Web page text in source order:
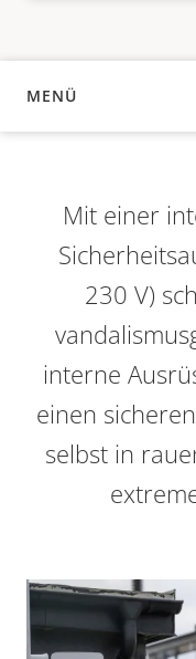
MENÜ
ÜBERSICHT
Mit einer
230 V)
interne
einen
selbst in